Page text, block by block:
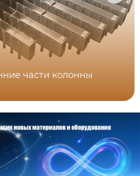
части колонны